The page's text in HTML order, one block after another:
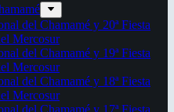
del Chamamé y 20ª Fiesta
Mercosur
del Chamamé y 19ª Fiesta
Mercosur
del Chamamé y 18ª Fiesta
Mercosur
del Chamamé y 17ª Fiesta